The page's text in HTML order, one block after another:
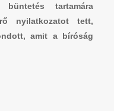
tartamára
nyilatkozatot tett,
amit a bíróság